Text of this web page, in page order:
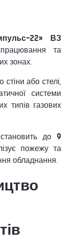
22» ВЗ
та
зонах.
або стелі,
системи
типів газових
до 9
пожежу та
обладнання.